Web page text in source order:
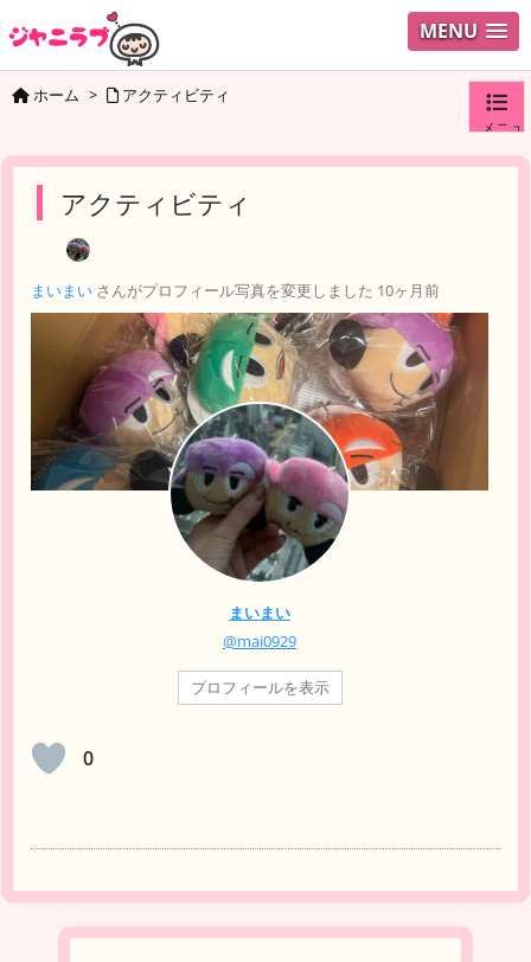
MENU
メニュ
検索
ホーム > アクティビティ
アクティビティ
まいまい さんがプロフィール写真を変更しました 10ヶ月前
まいまい
@mai0929
プロフィールを表示
0